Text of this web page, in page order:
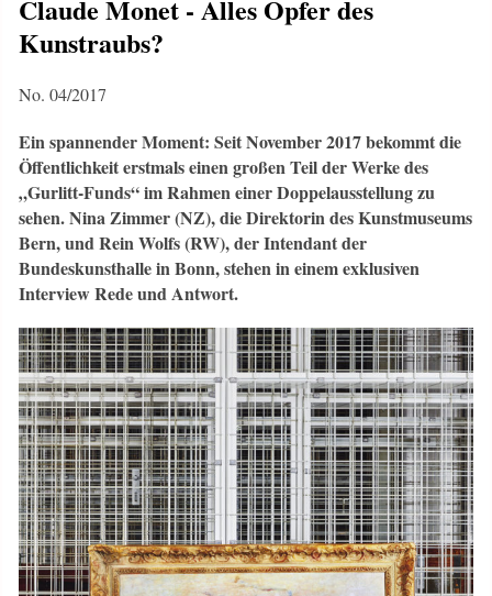
Claude Monet - Alles Opfer des
Kunstraubs?
No. 04/2017
Ein spannender Moment: Seit November 2017 bekommt die
Öffentlichkeit erstmals einen großen Teil der Werke des
„Gurlitt-Funds“ im Rahmen einer Doppelausstellung zu
sehen. Nina Zimmer (NZ), die Direktorin des Kunstmuseums
Bern, und Rein Wolfs (RW), der Intendant der
Bundeskunsthalle in Bonn, stehen in einem exklusiven
Interview Rede und Antwort.